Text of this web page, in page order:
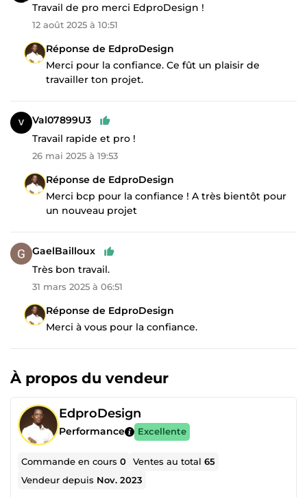
Travail de pro merci EdproDesign !
12 août 2025 à 10:51
Réponse de EdproDesign
Merci pour la confiance. Ce fût un plaisir de
travailler ton projet.
Val07899U3
Travail rapide et pro !
26 mai 2025 à 19:53
Réponse de EdproDesign
Merci bcp pour la confiance ! A très bientôt pour
un nouveau projet
GaelBailloux
Très bon travail.
31 mars 2025 à 06:51
Réponse de EdproDesign
Merci à vous pour la confiance.
À propos du vendeur
EdproDesign
Performance Excellente
Commande en cours0 Ventes au total65
Vendeur depuis Nov. 2023